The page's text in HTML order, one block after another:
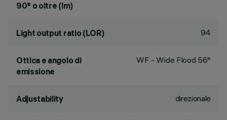
90° o oltre (lm)
Light output ratio (LOR) 94
Ottica e angolo di
emissione
WF - Wide Flood 56°
Adjustability direzionale